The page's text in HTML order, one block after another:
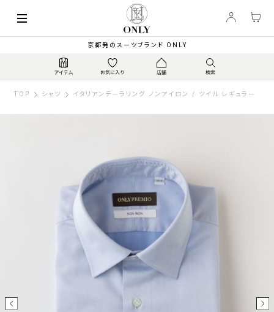
京都発のスーツブランド ONLY
TOP シャツ イタリアンテーラリング ノンアイロン / ツイル レギュラー